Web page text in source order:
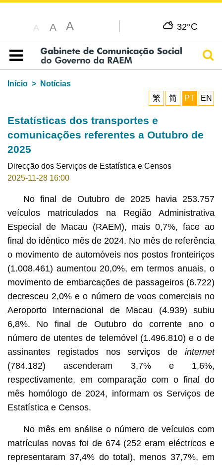
A A A 32°C
Índice
Início
Notícias
繁
简 PT EN
Estatísticas dos transportes e
comunicações referentes a Outubro de
2025
Direcção dos Serviços de Estatística e Censos
2025-11-28 16:00
No final de Outubro de 2025 havia 253.757
veículos matriculados na Região Administrativa
Especial de Macau (RAEM), mais 0,7%, face ao
final do idêntico mês de 2024. No mês de referência
o movimento de automóveis nos postos fronteiriços
(1.008.461) aumentou 20,0%, em termos anuais, o
movimento de embarcações de passageiros (6.722)
decresceu 2,0% e o número de voos comerciais no
Aeroporto Internacional de Macau (4.939) subiu
6,8%. No final de Outubro do corrente ano o
número de utentes de telemóvel (1.496.810) e o de
assinantes registados nos serviços deinternet
(784.182) ascenderam 3,7% e 1,6%,
respectivamente, em comparação com o final do
mês homólogo de 2024, informam os Serviços de
Estatística e Censos.
No mês em análise o número de veículos com
matrículas novas foi de 674 (252 eram eléctricos e
representaram 37,4% do total), menos 37,7%, em